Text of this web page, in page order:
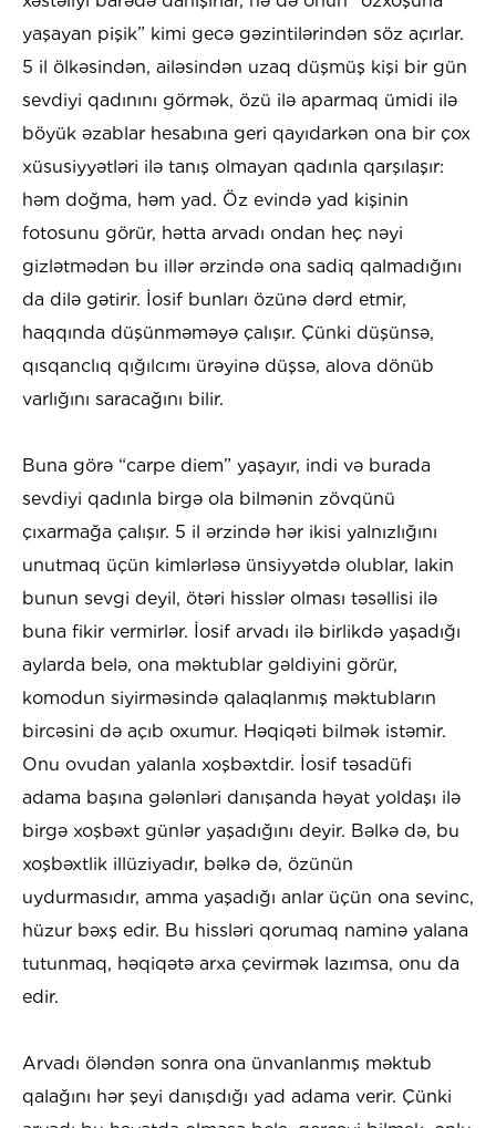
yaşayan pişik” kimi gecə gəzintilərindən söz açırlar.
5 il ölkəsindən, ailəsindən uzaq düşmüş kişi bir gün
sevdiyi qadınını görmək, özü ilə aparmaq ümidi ilə
böyük əzablar hesabına geri qayıdarkən ona bir çox
xüsusiyyətləri ilə tanış olmayan qadınla qarşılaşır:
həm doğma, həm yad. Öz evində yad kişinin
fotosunu görür, hətta arvadı ondan heç nəyi
gizlətmədən bu illər ərzində ona sadiq qalmadığını
da dilə gətirir. İosif bunları özünə dərd etmir,
haqqında düşünməməyə çalışır. Çünki düşünsə,
qısqanclıq qığılcımı ürəyinə düşsə, alova dönüb
varlığını saracağını bilir.
Buna görə “carpe diem” yaşayır, indi və burada
sevdiyi qadınla birgə ola bilmənin zövqünü
çıxarmağa çalışır. 5 il ərzində hər ikisi yalnızlığını
unutmaq üçün kimlərləsə ünsiyyətdə olublar, lakin
bunun sevgi deyil, ötəri hisslər olması təsəllisi ilə
buna fikir vermirlər. İosif arvadı ilə birlikdə yaşadığı
aylarda belə, ona məktublar gəldiyini görür,
komodun siyirməsində qalaqlanmış məktubların
bircəsini də açıb oxumur. Həqiqəti bilmək istəmir.
Onu ovudan yalanla xoşbəxtdir. İosif təsadüfi
adama başına gələnləri danışanda həyat yoldaşı ilə
birgə xoşbəxt günlər yaşadığını deyir. Bəlkə də, bu
xoşbəxtlik illüziyadır, bəlkə də, özünün
uydurmasıdır, amma yaşadığı anlar üçün ona sevinc,
hüzur bəxş edir. Bu hissləri qorumaq naminə yalana
tutunmaq, həqiqətə arxa çevirmək lazımsa, onu da
edir.
Arvadı öləndən sonra ona ünvanlanmış məktub
qalağını hər şeyi danışdığı yad adama verir. Çünki